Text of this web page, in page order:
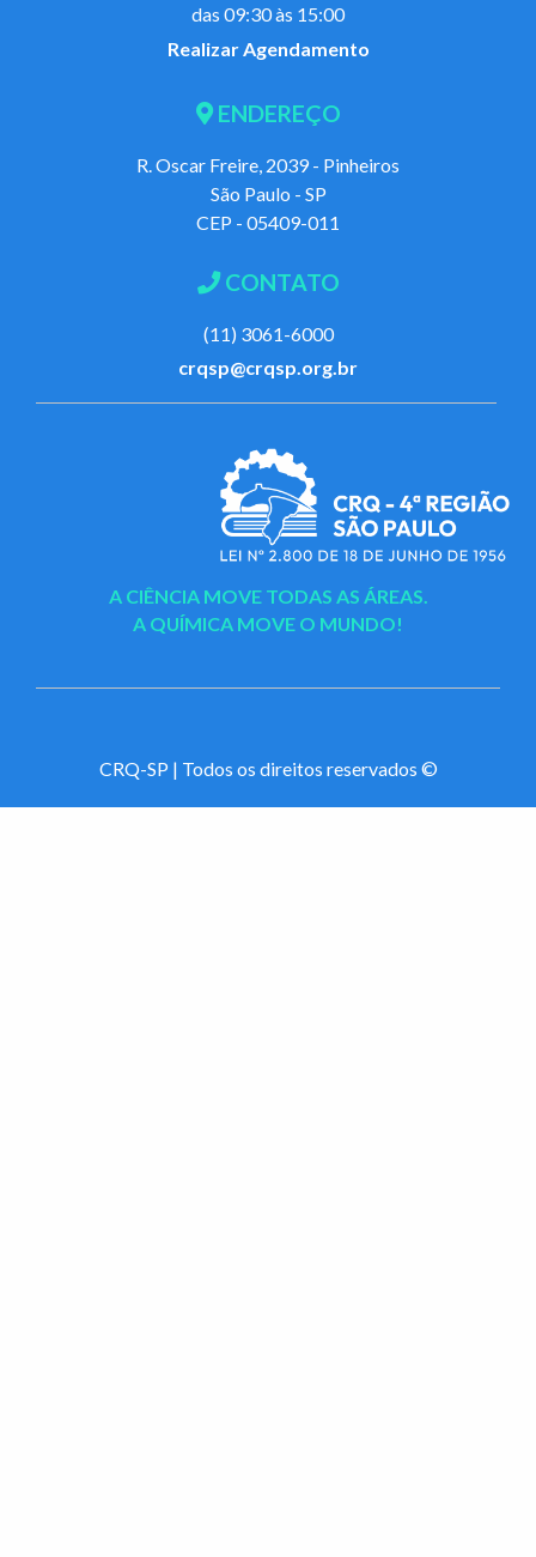
das 09:30 às 15:00
Realizar Agendamento
ENDEREÇO
R. Oscar Freire, 2039 - Pinheiros
São Paulo - SP
CEP - 05409-011
CONTATO
(11) 3061-6000
crqsp@crqsp.org.br
A CIÊNCIA MOVE TODAS AS ÁREAS.
A QUÍMICA MOVE O MUNDO!
CRQ-SP | Todos os direitos reservados ©